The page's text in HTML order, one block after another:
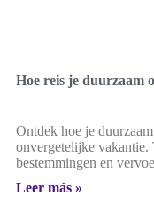
Hoe reis je duurzaam
Ontdek hoe je
onvergetelijke
bestemmingen en
Leer más »